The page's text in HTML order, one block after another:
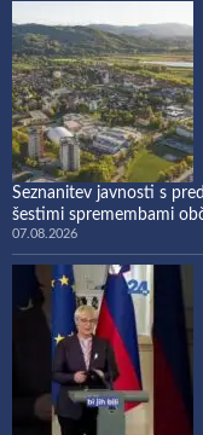
Seznanitev javnosti s
šestimi spremembami
07.08.2026